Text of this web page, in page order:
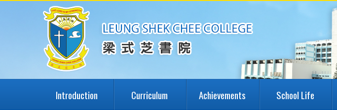
Introduction Curriculum Achievements School Life